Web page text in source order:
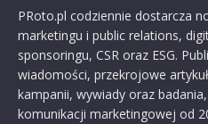
PRoto.pl codziennie dostarcza
marketingu i public relations,
sponsoringu, CSR oraz ESG.
wiadomości, przekrojowe
kampanii, wywiady oraz
komunikacji marketingowej od